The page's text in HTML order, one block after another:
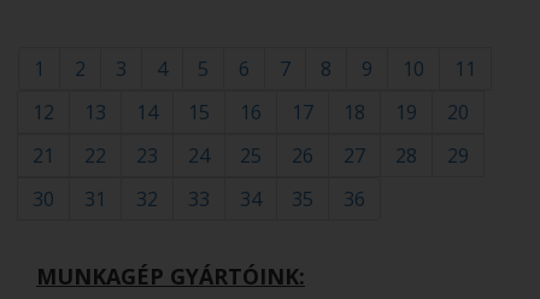
1 2 3 4 5 6 7 8 9 10
11
12
13 14 15 16 17 18 19
20
21
22 23 24 25 26 27 28
29
30
31 32 33 34 35 36
MUNKAGÉP GYÁRTÓINK: